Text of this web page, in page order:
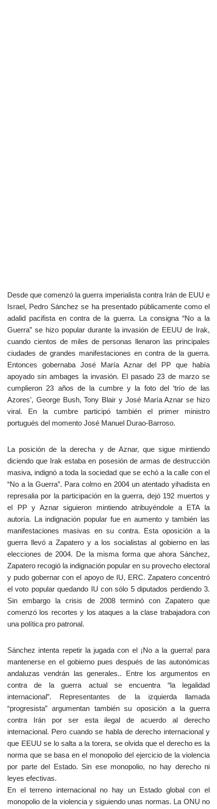
Desde que comenzó la guerra imperialista contra Irán de EUU e
Israel, Pedro Sánchez se ha presentado públicamente como el
adalid pacifista en contra de la guerra. La consigna “No a la
Guerra” se hizo popular durante la invasión de EEUU de Irak,
cuando cientos de miles de personas llenaron las principales
ciudades de grandes manifestaciones en contra de la guerra.
Entonces gobernaba José María Aznar del PP que había
apoyado sin ambages la invasión. El pasado 23 de marzo se
cumplieron 23 años de la cumbre y la foto del ‘trío de las
Azores’, George Bush, Tony Blair y José María Aznar se hizo
viral. En la cumbre participó también el primer ministro
portugués del momento José Manuel Durao-Barroso.
La posición de la derecha y de Aznar, que sigue mintiendo
diciendo que Irak estaba en posesión de armas de destrucción
masiva, indignó a toda la sociedad que se echó a la calle con el
“No a la Guerra”. Para colmo en 2004 un atentado yihadista en
represalia por la participación en la guerra, dejó 192 muertos y
el PP y Aznar siguieron mintiendo atribuyéndole a ETA la
autoría. La indignación popular fue en aumento y también las
manifestaciones masivas en su contra. Esta oposición a la
guerra llevó a Zapatero y a los socialistas al gobierno en las
elecciones de 2004. De la misma forma que ahora Sánchez,
Zapatero recogió la indignación popular en su provecho electoral
y pudo gobernar con el apoyo de IU, ERC. Zapatero concentró
el voto popular quedando IU con sólo 5 diputados perdiendo 3.
Sin embargo la crisis de 2008 terminó con Zapatero que
comenzó los recortes y los ataques a la clase trabajadora con
una política pro patronal.
Sánchez intenta repetir la jugada con el ¡No a la guerra! para
mantenerse en el gobierno pues después de las autonómicas
andaluzas vendrán las generales.. Entre los argumentos en
contra de la guerra actual se encuentra “la legalidad
internacional”. Representantes de la izquierda llamada
“progresista” argumentan también su oposición a la guerra
contra Irán por ser esta ilegal de acuerdo al derecho
internacional. Pero cuando se habla de derecho internacional y
que EEUU se lo salta a la torera, se olvida que el derecho es la
norma que se basa en el monopolio del ejercicio de la violencia
por parte del Estado. Sin ese monopolio, no hay derecho ni
leyes efectivas.
En el terreno internacional no hay un Estado global con el
monopolio de la violencia y siguiendo unas normas. La ONU no